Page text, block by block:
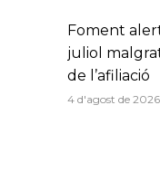
Foment
juliol
de l’afiliació
4 d'agost de 2026